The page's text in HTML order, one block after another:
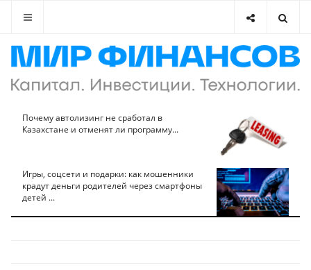
Почему автолизинг не сработал в
Казахстане и отменят ли программу...
Игры, соцсети и подарки: как мошенники
крадут деньги родителей через смартфоны
детей ...